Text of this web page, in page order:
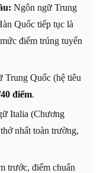
Ngôn ngữ Trung
Quốc tiếp tục là
điểm trúng tuyển
Trung Quốc (hệ tiêu
điểm.
Italia (Chương
nhất toàn trường,
trước, điểm chuẩn